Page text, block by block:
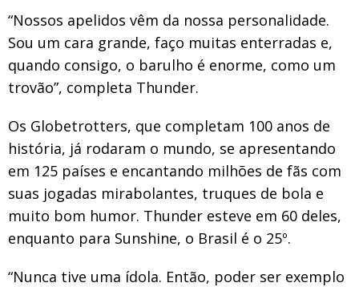
“Nossos apelidos vêm da nossa personalidade.
Sou um cara grande, faço muitas enterradas e,
quando consigo, o barulho é enorme, como um
trovão”, completa Thunder.
Os Globetrotters, que completam 100 anos de
história, já rodaram o mundo, se apresentando
em 125 países e encantando milhões de fãs com
suas jogadas mirabolantes, truques de bola e
muito bom humor. Thunder esteve em 60 deles,
enquanto para Sunshine, o Brasil é o 25º.
“Nunca tive uma ídola. Então, poder ser exemplo